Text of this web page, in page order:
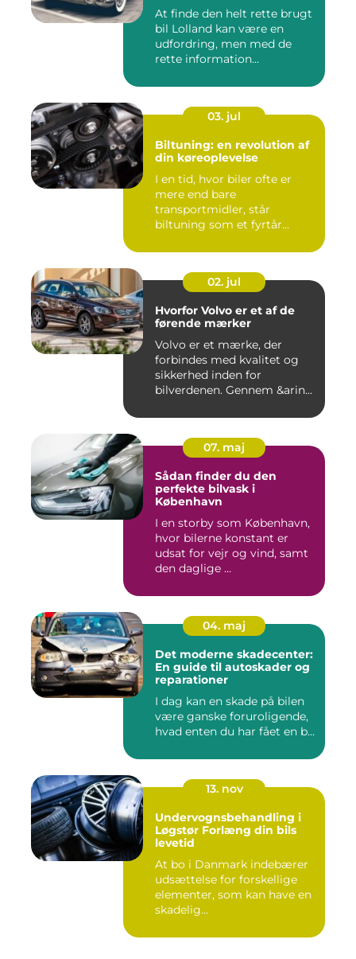
At finde den helt rette brugt
bil Lolland kan være en
udfordring, men med de
rette information...
03. jul
Biltuning: en revolution af
din køreoplevelse
I en tid, hvor biler ofte er
mere end bare
transportmidler, står
biltuning som et fyrtår...
02. jul
Hvorfor Volvo er et af de
førende mærker
Volvo er et mærke, der
forbindes med kvalitet og
sikkerhed inden for
bilverdenen. Gennem &arin...
07. maj
Sådan finder du den
perfekte bilvask i
København
I en storby som København,
hvor bilerne konstant er
udsat for vejr og vind, samt
den daglige ...
04. maj
Det moderne skadecenter:
En guide til autoskader og
reparationer
I dag kan en skade på bilen
være ganske foruroligende,
hvad enten du har fået en b...
13. nov
Undervognsbehandling i
Løgstør Forlæng din bils
levetid
At bo i Danmark indebærer
udsættelse for forskellige
elementer, som kan have en
skadelig...